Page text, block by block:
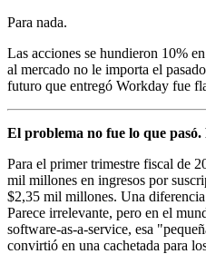
Para nada.
Las acciones se hundieron 10%
al mercado no le importa el
futuro que entregó Workday fue
El problema no fue lo que pasó.
Para el primer trimestre fiscal de
mil millones en ingresos por
$2,35 mil millones. Una
Parece irrelevante, pero en el
software-as-a-service, esa
convirtió en una cachetada para